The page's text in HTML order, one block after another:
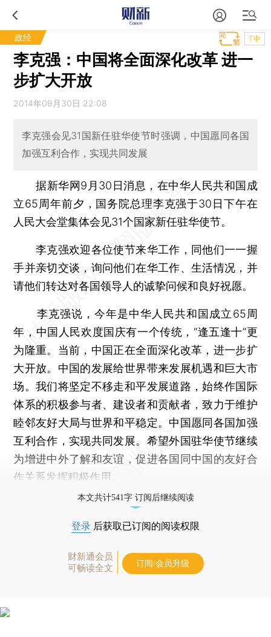
政经 T中
李克强：中国将全面深化改革 进一
步扩大开放
2014年09月30日 22:08
李克强会见31国新任驻华使节时强调，中国愿同各国
加强互利合作，实现共同发展
据新华网9月30日消息，在中华人民共和国成
立65周年前夕，国务院总理李克强于30日下午在
人民大会堂集体会见31个国家新任驻华使节。
李克强欢迎各位使节来华工作，同他们一一握
手并亲切交谈，询问他们在华工作、生活情况，并
请他们转达对各国领导人的诚挚问候和良好祝愿。
李克强说，今年是中华人民共和国成立65周
年，中国人民欢度国庆有一个传统，“逢五逢十”更
为隆重。当前，中国正在全面深化改革，进一步扩
大开放。中国的发展给世界带来发展机遇和巨大市
场。我们将坚定不移走和平发展道路，始终作国际
体系的积极参与者、建设者和贡献者，致力于维护
睦邻友好大局与世界和平稳定。中国愿同各国加强
互利合作，实现共同发展。希望外国驻华使节继续
为增进中外了解和友谊，促进各国同中国的友好合
作关系发挥积极作用。
本文共计541字 订阅后继续阅读
登录 后获取已订阅的阅读权限
财新通会员
可畅读全文
订阅/会员升级